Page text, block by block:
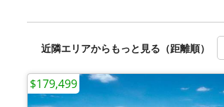
近隣エリアからもっと見る（距離順）
$179,499